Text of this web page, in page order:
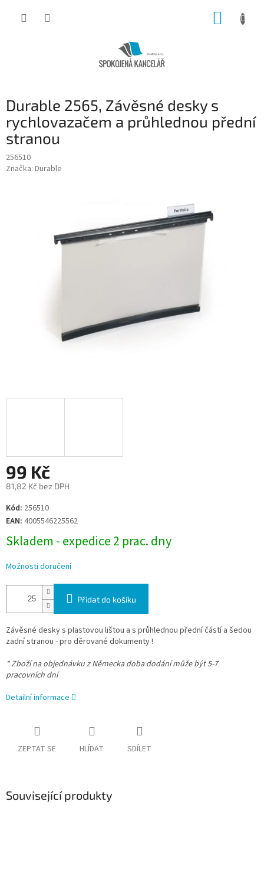
Durable 2565, Závěsné desky s
rychlovazačem a průhlednou přední
stranou
256510
Značka: Durable
99 Kč
81,82 Kč bez DPH
Měrná
cena:
Kód: 256510
EAN: 4005546225562
Skladem - expedice 2 prac. dny
Možnosti doručení
Přidat do košíku
Závěsné desky s plastovou lištou a s průhlednou přední částí a šedou
zadní stranou - pro děrované dokumenty !
* Zboží na objednávku z Německa doba dodání může být 5-7
pracovních dní
Detailní informace
ZEPTAT SE HLÍDAT SDÍLET
Související produkty